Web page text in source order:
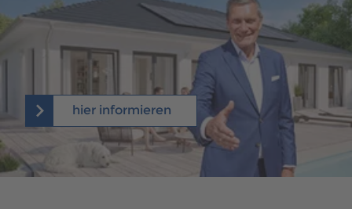
SCANHAUS-VORTEILE
RUND UMS BAUEN
ÜBER UNS
hier informieren